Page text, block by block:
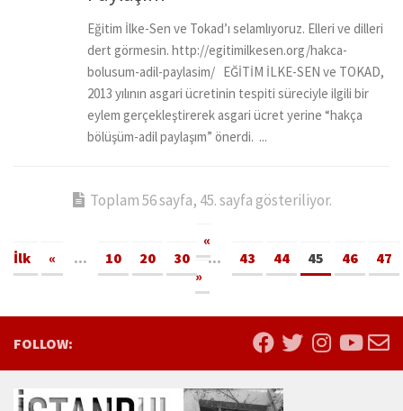
Eğitim İlke-Sen ve Tokad’ı selamlıyoruz. Elleri ve dilleri
dert görmesin. http://egitimilkesen.org/hakca-
bolusum-adil-paylasim/ EĞİTİM İLKE-SEN ve TOKAD,
2013 yılının asgari ücretinin tespiti süreciyle ilgili bir
eylem gerçekleştirerek asgari ücret yerine “hakça
bölüşüm-adil paylaşım” önerdi. ...
Toplam 56 sayfa, 45. sayfa gösteriliyor.
«
İlk
« ... 10 20 30 ... 43 44 45 46
47
»
FOLLOW: